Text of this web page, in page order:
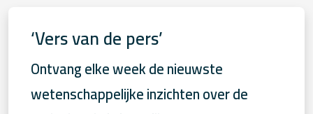
‘Vers van de pers’
Ontvang elke week de nieuwste
wetenschappelijke inzichten over de